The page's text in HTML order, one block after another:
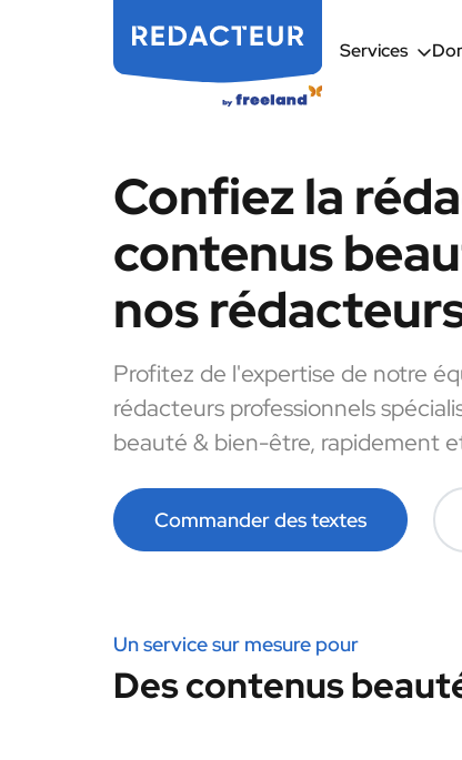
Services
Confiez la
contenus
nos
Profitez de l'expertise de notre
rédacteurs professionnels
beauté & bien-être, rapidement
Commander des textes
Un service sur mesure pour
Des contenus